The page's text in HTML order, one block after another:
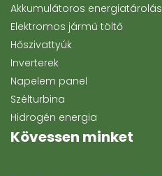
Akkumulátoros energiatárolás
Elektromos jármű töltő
Hőszivattyúk
Inverterek
Napelem panel
Szélturbina
Hidrogén energia
Kövessen minket